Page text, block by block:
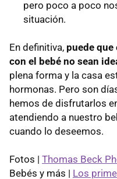
pero poco a poco
situación.
En definitiva, puede
con el bebé no sean
plena forma y la casa
hormonas. Pero son
hemos de disfrutarlos
atendiendo a nuestro
cuando lo deseemos.
Fotos | Thomas Beck
Bebés y más | Los